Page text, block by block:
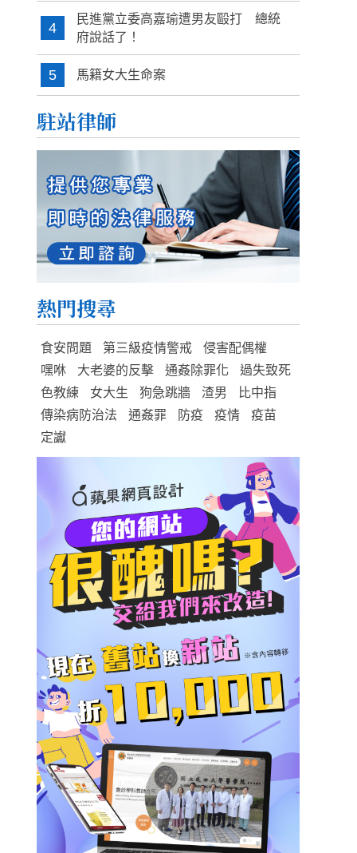
4
民進黨立委高嘉瑜遭男友毆打 總統
府說話了！
5 馬籍女大生命案
駐站律師
熱門搜尋
食安問題 第三級疫情警戒
侵害配偶權
嘿咻
大老婆的反擊 通姦除罪化
過失致死
色教練
女大生 狗急跳牆 渣男
比中指
傳染病防治法
通姦罪 防疫 疫情
疫苗
定讞